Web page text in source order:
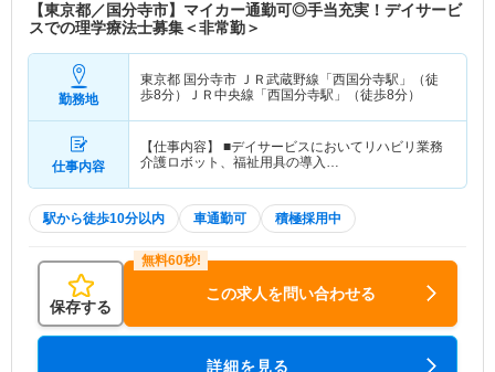
【東京都／国分寺市】マイカー通勤可◎手当充実！デイサービ
スでの理学療法士募集＜非常勤＞
勤務地
東京都 国分寺市 ＪＲ武蔵野線「西国分寺駅」（徒
歩8分）ＪＲ中央線「西国分寺駅」（徒歩8分）
仕事内容
【仕事内容】 ■デイサービスにおいてリハビリ業務
介護ロボット、福祉用具の導入…
駅から徒歩10分以内 車通勤可 積極採用中
保存する
この求人を問い合わせる
詳細を見る